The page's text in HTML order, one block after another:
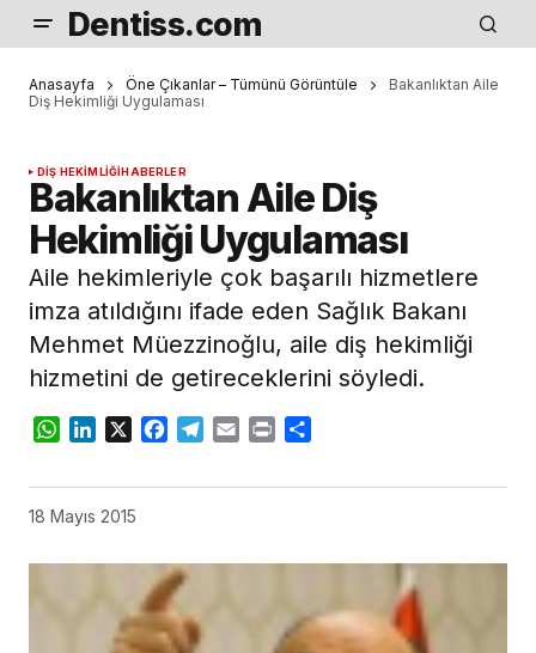
Dentiss.com
Anasayfa Öne Çıkanlar – Tümünü Görüntüle
Bakanlıktan Aile
Diş Hekimliği Uygulaması
DIŞ HEKIMLIĞIHABERLER
Bakanlıktan Aile Diş
Hekimliği Uygulaması
Aile hekimleriyle çok başarılı hizmetlere
imza atıldığını ifade eden Sağlık Bakanı
Mehmet Müezzinoğlu, aile diş hekimliği
hizmetini de getireceklerini söyledi.
WhatsApp
LinkedIn
X Facebook
Telegram
Email Print
18 Mayıs 2015